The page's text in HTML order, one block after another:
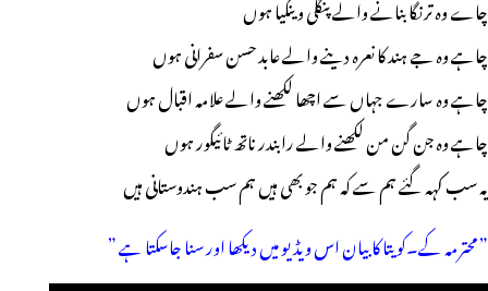
چاہے وہ جے ہند کا نعرہ دینے والے عابد حسن سفرانی ہوں
چاہے وہ سارے جہاں سے اچھا لکھنے والے علامہ اقبال ہوں
چاہے وہ جن گن من لکھنے والے رابندر ناتھ ٹائیگور ہوں
یہ سب کہہ گئے ہم سے کہ ہم جو بھی ہیں ہم سب ہندوستانی ہیں
” محترمہ کے۔کویتا کا بیان اس ویڈیو میں دیکھا اور سنا جاسکتا ہے ”